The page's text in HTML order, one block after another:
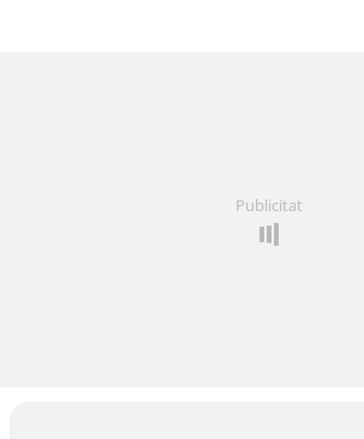
Publicitat